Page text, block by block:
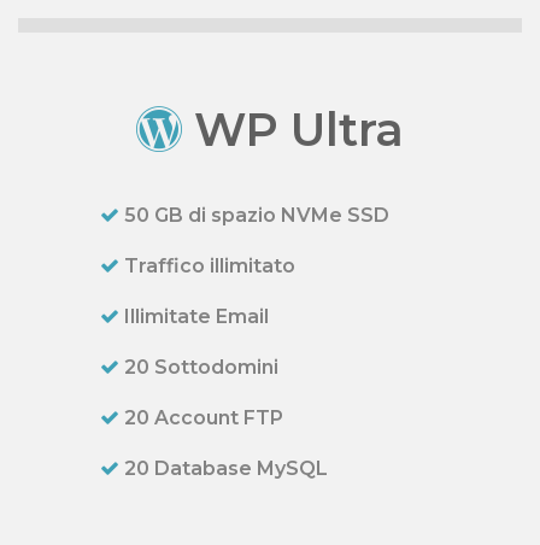
WP Ultra
50 GB di spazio NVMe SSD
Traffico illimitato
Illimitate Email
20 Sottodomini
20 Account FTP
20 Database MySQL